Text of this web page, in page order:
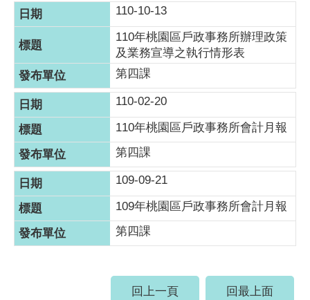
110-10-13
110年桃園區戶政事務所辦理政策
及業務宣導之執行情形表
第四課
110-02-20
110年桃園區戶政事務所會計月報
第四課
109-09-21
109年桃園區戶政事務所會計月報
第四課
回上一頁 回最上面